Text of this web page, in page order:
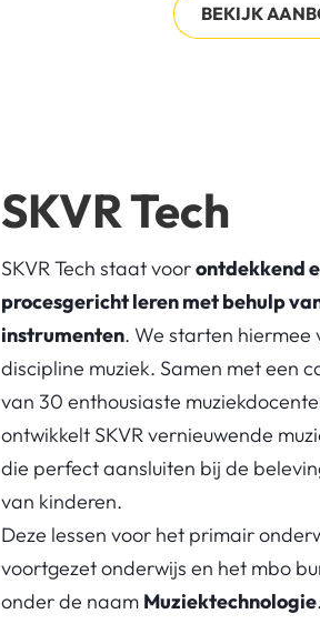
BEKIJK
SKVR Tech
SKVR Tech staat voorontdekkend
procesgericht leren met behulp
instrumenten. We starten hiermee
discipline muziek. Samen met een
van 30 enthousiaste
ontwikkelt SKVR vernieuwende
die perfect aansluiten bij de
van kinderen.
Deze lessen voor het primair
voortgezet onderwijs en het mbo
onder de naam Muziektechnologie.